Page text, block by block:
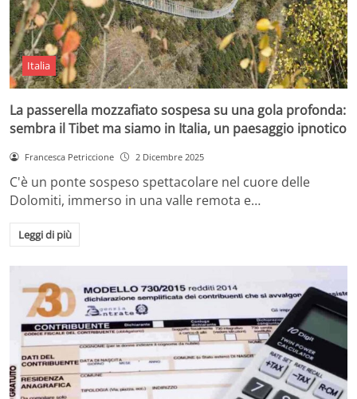
Italia
La passerella mozzafiato sospesa su una gola profonda:
sembra il Tibet ma siamo in Italia, un paesaggio ipnotico
Francesca Petriccione 2 Dicembre 2025
C'è un ponte sospeso spettacolare nel cuore delle
Dolomiti, immerso in una valle remota e…
Leggi di più